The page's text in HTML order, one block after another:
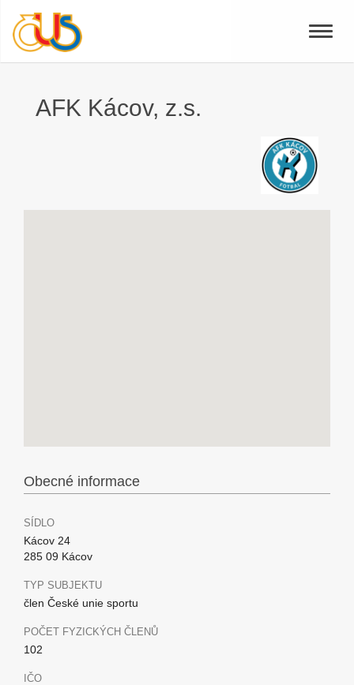
Toggle
AFK Kácov, z.s.
Obecné informace
SÍDLO
Kácov 24
285 09 Kácov
TYP SUBJEKTU
člen České unie sportu
POČET FYZICKÝCH ČLENŮ
102
IČO